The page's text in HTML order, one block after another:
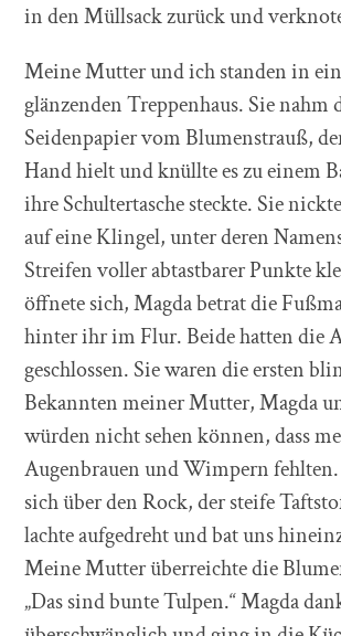
in den Müllsack zurück und
Meine Mutter und ich standen in
glänzenden Treppenhaus. Sie nahm
Seidenpapier vom Blumenstrauß,
Hand hielt und knüllte es zu einem
ihre Schultertasche steckte. Sie
auf eine Klingel, unter deren
Streifen voller abtastbarer Punkte
öffnete sich, Magda betrat die
hinter ihr im Flur. Beide hatten die
geschlossen. Sie waren die ersten
Bekannten meiner Mutter, Magda
würden nicht sehen können, dass
Augenbrauen und Wimpern
sich über den Rock, der steife
lachte aufgedreht und bat uns
Meine Mutter überreichte die
„Das sind bunte Tulpen.“ Magda